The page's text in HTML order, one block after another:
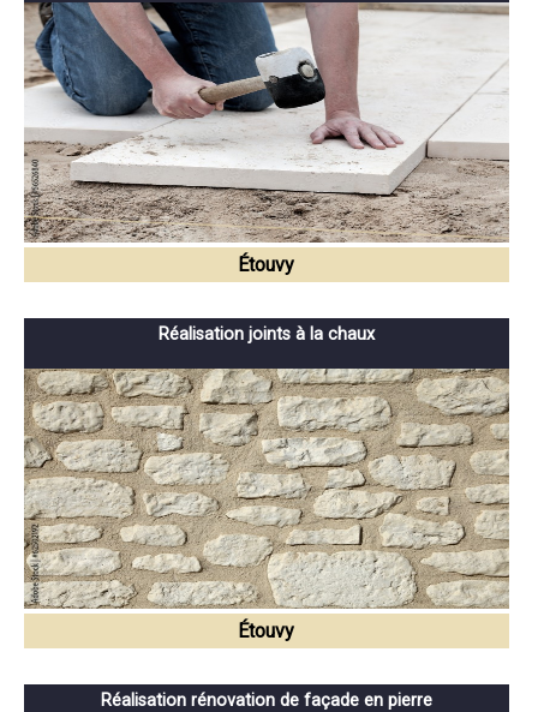
Étouvy
Réalisation joints à la chaux
Étouvy
Réalisation rénovation de façade en pierre